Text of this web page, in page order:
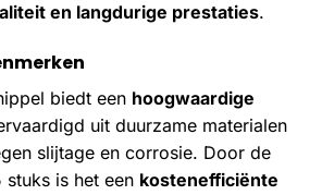
en langdurige prestaties.
biedt een hoogwaardige
uit duurzame materialen
slijtage en corrosie. Door de
is het een kostenefficiënte